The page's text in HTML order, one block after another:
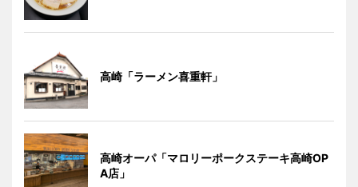
高崎「ラーメン喜重軒」
高崎オーパ「マロリーポークステーキ高崎OP
A店」